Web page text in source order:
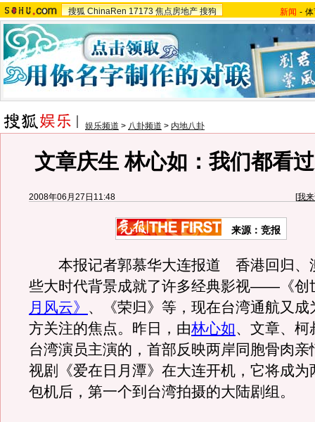
搜狐 ChinaRen 17173 焦点房地产 搜狗 新闻 -
娱乐频道 > 八卦频道 > 内地八卦
文章庆生 林心如：我们都看
2008年06月27日11:48 [我
来源：竞报
本报记者郭慕华大连报道 香港回归、
些大时代背景成就了许多经典影视——《创
月风云》 、《荣归》等，现在台湾通航又成
方关注的焦点。昨日，由林心如、文章、柯
台湾演员主演的，首部反映两岸同胞骨肉亲
视剧《爱在日月潭》在大连开机，它将成为
包机后，第一个到台湾拍摄的大陆剧组。